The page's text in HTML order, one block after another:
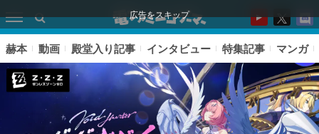
広告をスキップ
赫本 動画 殿堂入り記事 インタビュー 特集記事 マンガ